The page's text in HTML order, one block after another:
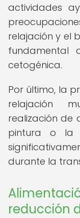
actividades
relajación y el
fundamental
cetogénica.
Por último, la
relajación
realización de
pintura o la
durante la
reducción